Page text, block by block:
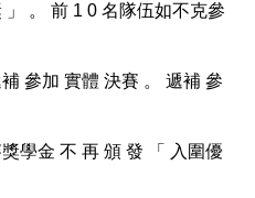
。 前 1 0 名隊伍如不克參
參加 實體 決賽 。 遞補 參
學金 不 再 頒 發 「 入圍優